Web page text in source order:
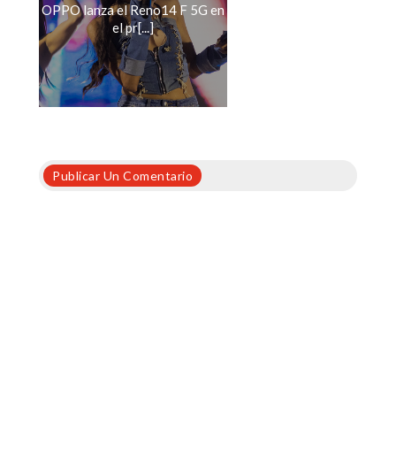
OPPO lanza el Reno14 F 5G en
el pr[...]
Publicar Un Comentario